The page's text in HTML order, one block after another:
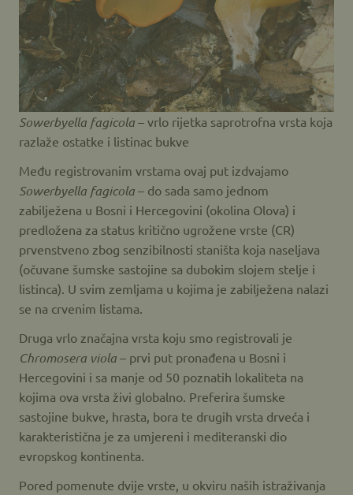
Sowerbyella fagicola – vrlo rijetka saprotrofna vrsta koja
razlaže ostatke i listinac bukve
Među registrovanim vrstama ovaj put izdvajamo
Sowerbyella fagicola – do sada samo jednom
zabilježena u Bosni i Hercegovini (okolina Olova) i
predložena za status kritično ugrožene vrste (CR)
prvenstveno zbog senzibilnosti staništa koja naseljava
(očuvane šumske sastojine sa dubokim slojem stelje i
listinca). U svim zemljama u kojima je zabilježena nalazi
se na crvenim listama.
Druga vrlo značajna vrsta koju smo registrovali je
Chromosera viola – prvi put pronađena u Bosni i
Hercegovini i sa manje od 50 poznatih lokaliteta na
kojima ova vrsta živi globalno. Preferira šumske
sastojine bukve, hrasta, bora te drugih vrsta drveća i
karakteristična je za umjereni i mediteranski dio
evropskog kontinenta.
Pored pomenute dvije vrste, u okviru naših istraživanja